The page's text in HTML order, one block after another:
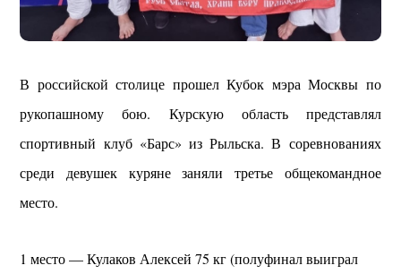
В российской столице прошел Кубок мэра Москвы по
рукопашному бою. Курскую область представлял
спортивный клуб «Барс» из Рыльска. В соревнованиях
среди девушек куряне заняли третье общекомандное
место.
1 место — Кулаков Алексей 75 кг (полуфинал выиграл